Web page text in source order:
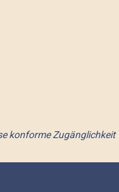
konforme Zugänglichkeit